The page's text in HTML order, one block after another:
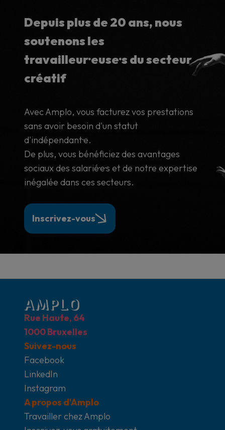
Depuis plus de 20 ans, nous
soutenons les
travailleur·euse·s du secteur
créatif
Avec Amplo, vous facturez vos prestations
sans avoir besoin d'un statut
d'indépendant·e.
De plus, vous bénéficiez des avantages
sociaux des salarié·e·s et de notre expertise
inégalée dans ces secteurs.
Inscrivez-vous
Rue Haute, 64
1000 Bruxelles
Suivez-nous
Facebook
LinkedIn
Instagram
A propos d'Amplo
Travailler chez Amplo